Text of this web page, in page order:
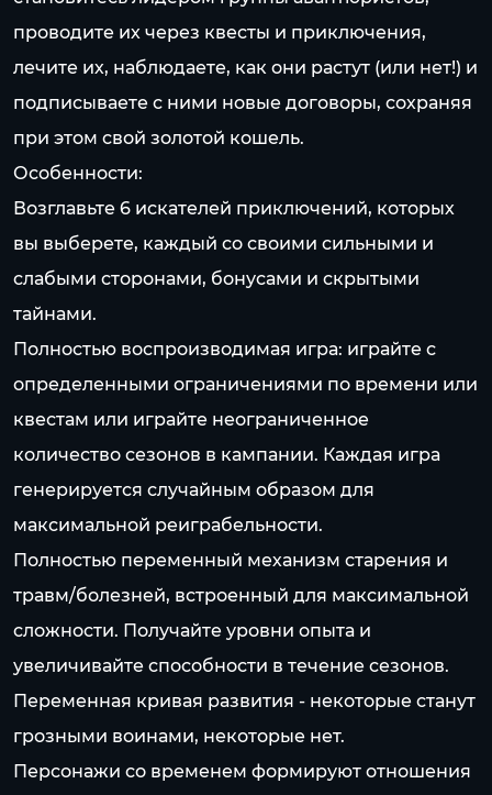
проводите их через квесты и приключения,
лечите их, наблюдаете, как они растут (или нет!) и
подписываете с ними новые договоры, сохраняя
при этом свой золотой кошель.
Особенности:
Возглавьте 6 искателей приключений, которых
вы выберете, каждый со своими сильными и
слабыми сторонами, бонусами и скрытыми
тайнами.
Полностью воспроизводимая игра: играйте с
определенными ограничениями по времени или
квестам или играйте неограниченное
количество сезонов в кампании. Каждая игра
генерируется случайным образом для
максимальной реиграбельности.
Полностью переменный механизм старения и
травм/болезней, встроенный для максимальной
сложности. Получайте уровни опыта и
увеличивайте способности в течение сезонов.
Переменная кривая развития - некоторые станут
грозными воинами, некоторые нет.
Персонажи со временем формируют отношения